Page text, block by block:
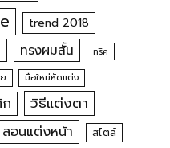
trend 2018
ทรงผมสั้น ทริค
มือใหม่หัดแต่ง
วิธีแต่งตา
สอนแต่งหน้า สไตล์